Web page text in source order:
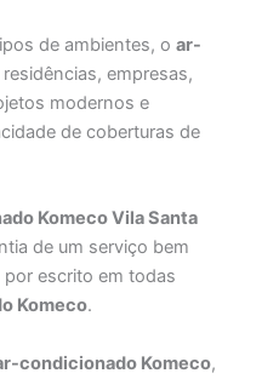
de ambientes, oar-
empresas,
modernos e
de coberturas de
Komeco Vila Santa
de um serviço bem
escrito em todas
Komeco.
condicionado Komeco,